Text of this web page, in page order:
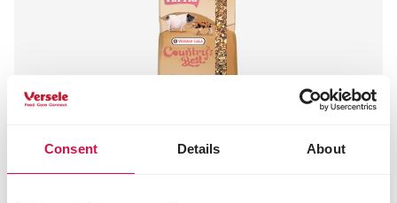
Consent Details About